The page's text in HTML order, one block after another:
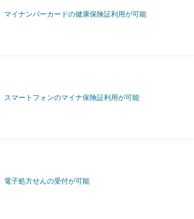
マイナンバーカードの健康保険証利用が可能
スマートフォンのマイナ保険証利用が可能
電子処方せんの受付が可能